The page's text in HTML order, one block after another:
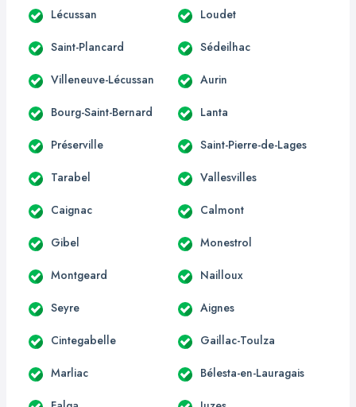
Lécussan Loudet
Saint-Plancard Sédeilhac
Villeneuve-Lécussan Aurin
Bourg-Saint-Bernard Lanta
Préserville Saint-Pierre-de-Lages
Tarabel Vallesvilles
Caignac Calmont
Gibel Monestrol
Montgeard Nailloux
Seyre Aignes
Cintegabelle Gaillac-Toulza
Marliac Bélesta-en-Lauragais